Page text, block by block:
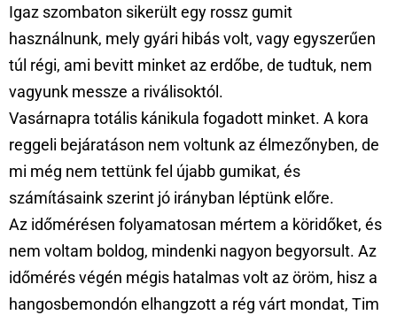
Igaz szombaton sikerült egy rossz gumit
használnunk, mely gyári hibás volt, vagy egyszerűen
túl régi, ami bevitt minket az erdőbe, de tudtuk, nem
vagyunk messze a riválisoktól.
Vasárnapra totális kánikula fogadott minket. A kora
reggeli bejáratáson nem voltunk az élmezőnyben, de
mi még nem tettünk fel újabb gumikat, és
számításaink szerint jó irányban léptünk előre.
Az időmérésen folyamatosan mértem a köridőket, és
nem voltam boldog, mindenki nagyon begyorsult. Az
időmérés végén mégis hatalmas volt az öröm, hisz a
hangosbemondón elhangzott a rég várt mondat, Tim